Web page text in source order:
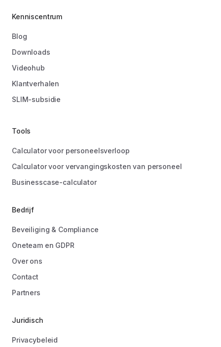
Kenniscentrum
Blog
Downloads
Videohub
Klantverhalen
SLIM-subsidie
Tools
Calculator voor personeelsverloop
Calculator voor vervangingskosten van personeel
Businesscase-calculator
Bedrijf
Beveiliging & Compliance
Oneteam en GDPR
Over ons
Contact
Partners
Juridisch
Privacybeleid